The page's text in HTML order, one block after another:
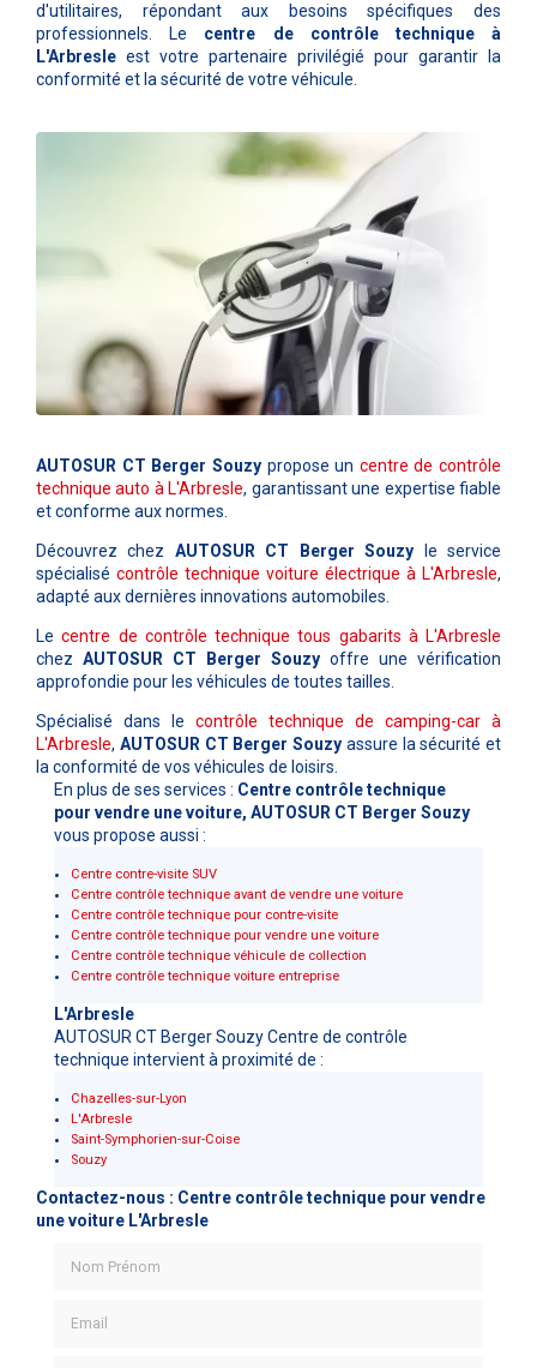
d'utilitaires, répondant aux besoins spécifiques des
professionnels. Le centre de contrôle technique à
L'Arbresle est votre partenaire privilégié pour garantir la
conformité et la sécurité de votre véhicule.
AUTOSUR CT Berger Souzypropose un centre de contrôle
technique auto à L'Arbresle, garantissant une expertise fiable
et conforme aux normes.
Découvrez chez AUTOSUR CT Berger Souzy le service
spécialisé contrôle technique voiture électrique à L'Arbresle,
adapté aux dernières innovations automobiles.
Lecentre de contrôle technique tous gabarits à L'Arbresle
chez AUTOSUR CT Berger Souzy offre une vérification
approfondie pour les véhicules de toutes tailles.
Spécialisé dans le contrôle technique de camping-car à
L'Arbresle, AUTOSUR CT Berger Souzy assure la sécurité et
la conformité de vos véhicules de loisirs.
En plus de ses services : Centre contrôle technique
pour vendre une voiture, AUTOSUR CT Berger Souzy
vous propose aussi :
Centre contre-visite SUV
Centre contrôle technique avant de vendre une voiture
Centre contrôle technique pour contre-visite
Centre contrôle technique pour vendre une voiture
Centre contrôle technique véhicule de collection
Centre contrôle technique voiture entreprise
L'Arbresle
AUTOSUR CT Berger Souzy Centre de contrôle
technique intervient à proximité de :
Chazelles-sur-Lyon
L'Arbresle
Saint-Symphorien-sur-Coise
Souzy
Contactez-nous : Centre contrôle technique pour vendre
une voiture L'Arbresle